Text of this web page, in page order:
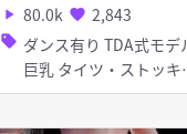
play_arrow 80.0k favorite 2,843
sell ダンス有り TDA式モデル
巨乳 タイツ・ストッキン
グ ディルド バイブ・ロー